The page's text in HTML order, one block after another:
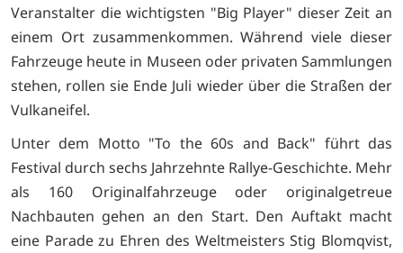
Veranstalter die wichtigsten "Big Player" dieser Zeit an
einem Ort zusammenkommen. Während viele dieser
Fahrzeuge heute in Museen oder privaten Sammlungen
stehen, rollen sie Ende Juli wieder über die Straßen der
Vulkaneifel.
Unter dem Motto "To the 60s and Back" führt das
Festival durch sechs Jahrzehnte Rallye-Geschichte. Mehr
als 160 Originalfahrzeuge oder originalgetreue
Nachbauten gehen an den Start. Den Auftakt macht
eine Parade zu Ehren des Weltmeisters Stig Blomqvist,